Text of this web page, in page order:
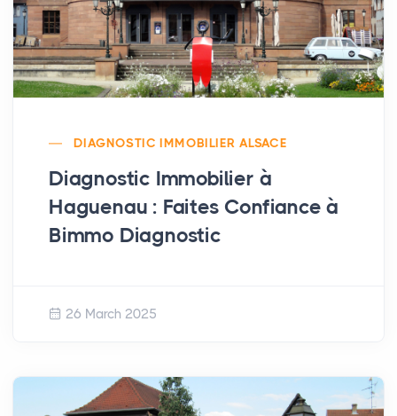
DIAGNOSTIC IMMOBILIER ALSACE
Diagnostic Immobilier à
Haguenau : Faites Confiance à
Bimmo Diagnostic
26 March 2025